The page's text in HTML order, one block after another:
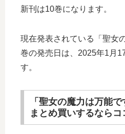
新刊は10巻になります。
現在発表されている「聖女
巻の発売日は、2025年1月
す。
「聖女の魔力は万能
まとめ買いするならコ